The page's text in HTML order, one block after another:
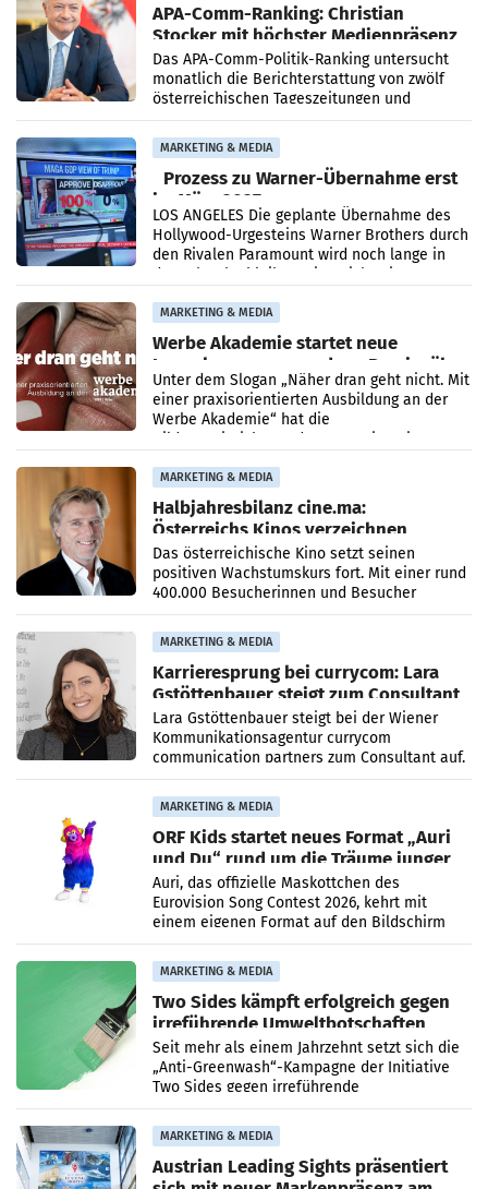
APA-Comm-Ranking: Christian
Stocker mit höchster Medienpräsenz
im Juli
Das APA-Comm-Politik-Ranking untersucht
monatlich die Berichterstattung von zwölf
österreichischen Tageszeitungen und
analysiert, welche Politikerinnen und
Politiker Österreichs die
MARKETING & MEDIA
Prozess zu Warner-Übernahme erst
im März 2027
LOS ANGELES Die geplante Übernahme des
Hollywood-Urgesteins Warner Brothers durch
den Rivalen Paramount wird noch lange in
der Schwebe bleiben. Eine Richterin setzte
MARKETING & MEDIA
Werbe Akademie startet neue
Imagekampagne rund um Praxisnähe
Unter dem Slogan „Näher dran geht nicht. Mit
einer praxisorientierten Ausbildung an der
Werbe Akademie“ hat die
Bildungseinrichtung des WIFI Wien eine neue
MARKETING & MEDIA
Halbjahresbilanz cine.ma:
Österreichs Kinos verzeichnen
400.000 Besucher mehr
Das österreichische Kino setzt seinen
positiven Wachstumskurs fort. Mit einer rund
400.000 Besucherinnen und Besucher
höheren Nettoreichweite im ersten Halbjahr
2026 gegenüber dem
MARKETING & MEDIA
Karrieresprung bei currycom: Lara
Gstöttenbauer steigt zum Consultant
auf
Lara Gstöttenbauer steigt bei der Wiener
Kommunikationsagentur currycom
communication partners zum Consultant auf.
Die 27-jährige Beraterin betreut Kundinnen
und Kunden in den Bereichen
MARKETING & MEDIA
ORF Kids startet neues Format „Auri
und Du“ rund um die Träume junger
Menschen
Auri, das offizielle Maskottchen des
Eurovision Song Contest 2026, kehrt mit
einem eigenen Format auf den Bildschirm
zurück. In der neuen Sendung „Auri und Du“
bei ORF Kids steht
MARKETING & MEDIA
Two Sides kämpft erfolgreich gegen
irreführende Umweltbotschaften
beim Papiereinsatz
Seit mehr als einem Jahrzehnt setzt sich die
„Anti-Greenwash“-Kampagne der Initiative
Two Sides gegen irreführende
Umweltaussagen bei Papierkommunikation
und papierbasierten Verpackungen
MARKETING & MEDIA
Austrian Leading Sights präsentiert